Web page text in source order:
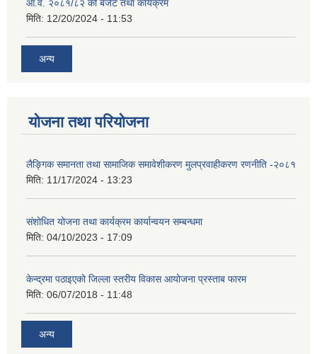
आ.व. २०८१/८२ को बजेट तथा कार्यक्रम
मिति: 12/20/2024 - 11:53
अन्य
योजना तथा परियोजना
लैङ्गिक समानता तथा सामाजिक समावेशीकरण मुलप्रवाहीकरण रणनीति -२०८१
मिति: 11/17/2024 - 13:23
संशोधित योजना तथा कार्यक्रम कार्यान्वयन सम्बन्धमा
मिति: 04/10/2023 - 17:09
केन्द्रमा पठाइएको जिल्ला स्तरीय विकास आयोजना प्रस्ताब फारम
मिति: 06/07/2018 - 11:48
अन्य